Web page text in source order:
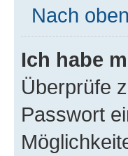
Nach oben
Ich habe
Überprüfe
Passwort